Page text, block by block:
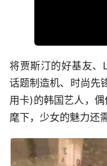
将贾斯汀的好基友、
话题制造机、时尚先
用卡)的韩国艺人，
麾下，少女的魅力还